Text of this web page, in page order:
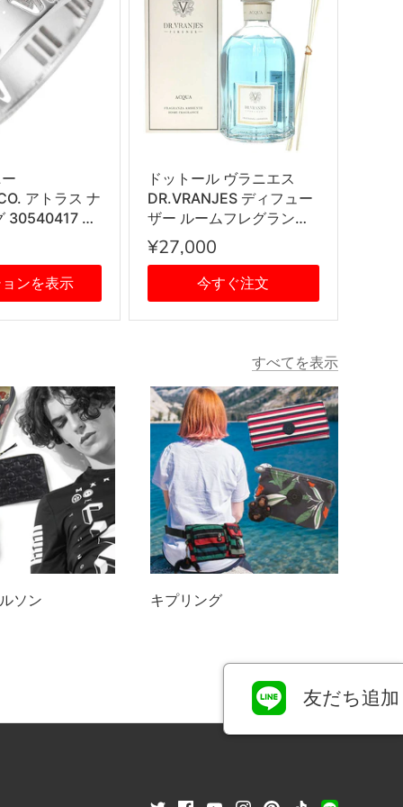
友だち追加
アトラス ナ
30540417 指
ンを表示
ドットール ヴラニエス
DR.VRANJES ディフュー
ザー ルームフレグランス
ホームフレグランス 香り
AQUA 500ml ボトル ステ
ィック インテリア雑貨
¥27,000
今すぐ注文
すべてを表示
ソン キプリング